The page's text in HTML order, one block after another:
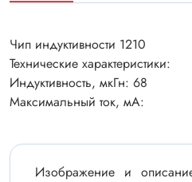
Чип индуктивности 1210
Технические характеристики:
Индуктивность, мкГн: 68
Максимальный ток, мА:
Изображение и